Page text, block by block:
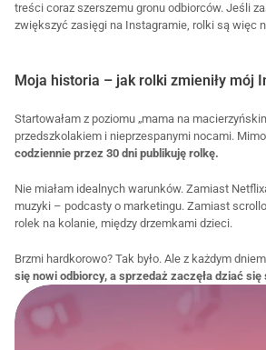
treści coraz szerszemu gronu odbiorców. Jeśli
zwiększyć zasięgi na Instagramie, rolki są więc
Moja historia – jak rolki zmieniły mój
Startowałam z poziomu „mama na
codziennie przez 30 dni publikuję rolkę.
Nie miałam idealnych warunków. Zamiast
muzyki – podcasty o marketingu. Zamiast
rolek na kolanie, między drzemkami dzieci.
Brzmi hardkorowo? Tak było. Ale z każdym dniem
się nowi odbiorcy, a sprzedaż zaczęła dziać się